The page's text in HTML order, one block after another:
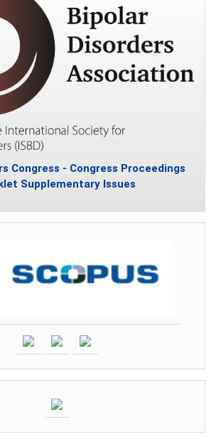
Congress - Congress Proceedings
Supplementary Issues